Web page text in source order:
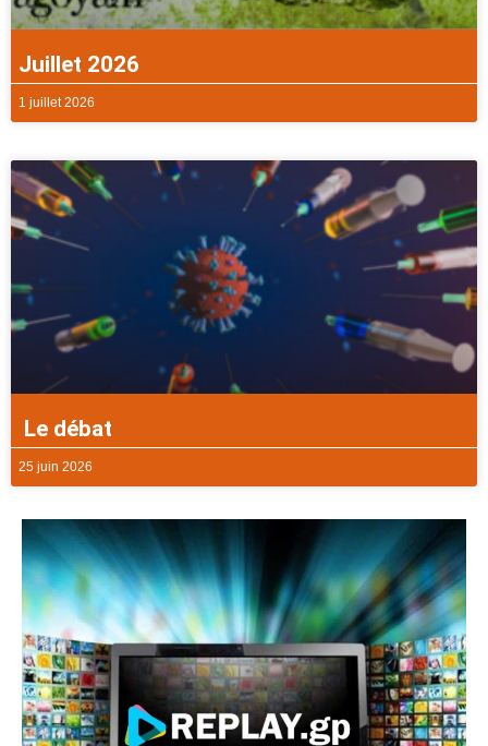
Juillet 2026
1 juillet 2026
Le débat
25 juin 2026